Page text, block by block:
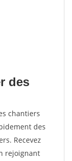
des
chantiers
des
Recevez
rejoignant